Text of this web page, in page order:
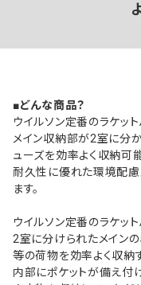
■どんな商品？
ウイルソン定番のラケッ
メイン収納部が2室に分か
ューズを効率よく収納可能
耐久性に優れた環境配慮
ます。
ウイルソン定番のラケッ
2室に分けられたメインの
等の荷物を効率よく収納
内部にポケットが備え付